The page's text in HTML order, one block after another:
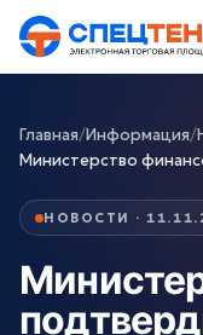
Главная/Информация/
Министерство
НОВОСТИ ·